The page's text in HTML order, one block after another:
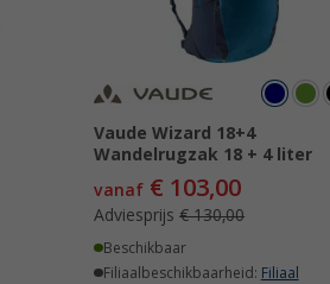
Vaude Wizard 18+4
Wandelrugzak 18 + 4 liter
vanaf € 103,00
Adviesprijs€ 130,00
Beschikbaar
Filiaalbeschikbaarheid: Filiaal